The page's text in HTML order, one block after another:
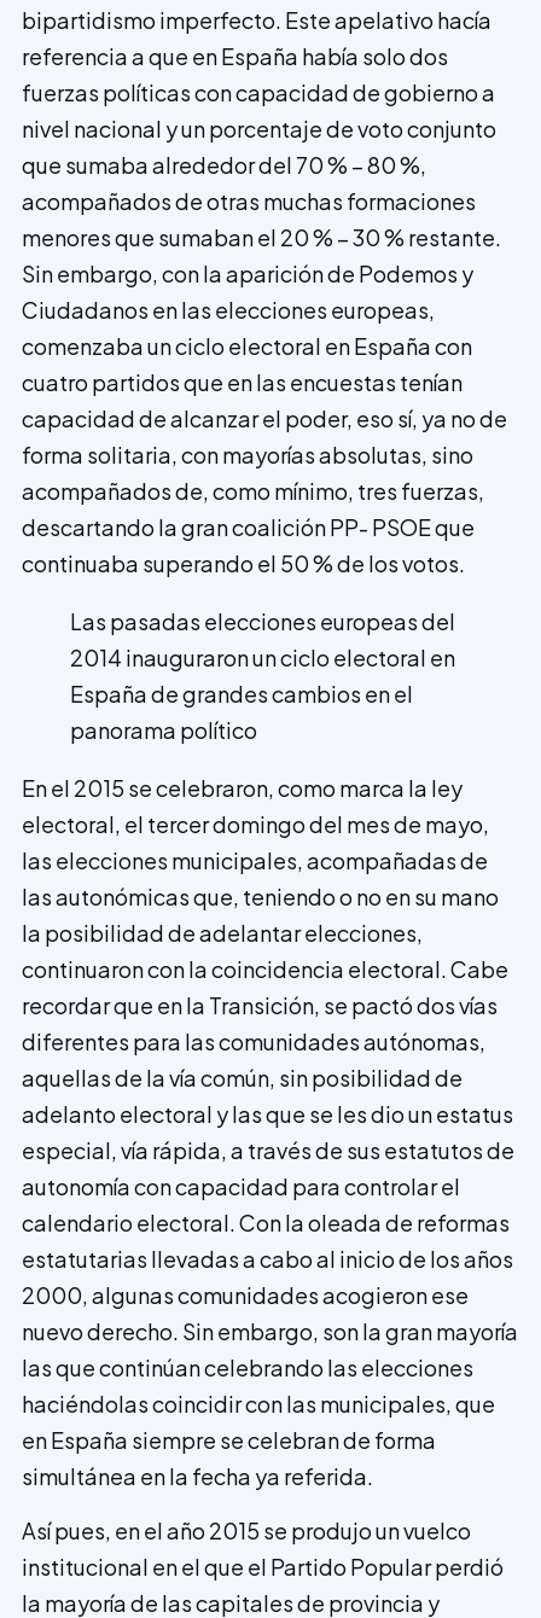
bipartidismo imperfecto. Este apelativo hacía
referencia a que en España había solo dos
fuerzas políticas con capacidad de gobierno a
nivel nacional y un porcentaje de voto conjunto
que sumaba alrededor del 70 % – 80 %,
acompañados de otras muchas formaciones
menores que sumaban el 20 % – 30 % restante.
Sin embargo, con la aparición de Podemos y
Ciudadanos en las elecciones europeas,
comenzaba un ciclo electoral en España con
cuatro partidos que en las encuestas tenían
capacidad de alcanzar el poder, eso sí, ya no de
forma solitaria, con mayorías absolutas, sino
acompañados de, como mínimo, tres fuerzas,
descartando la gran coalición PP- PSOE que
continuaba superando el 50 % de los votos.
Las pasadas elecciones europeas del
2014 inauguraron un ciclo electoral en
España de grandes cambios en el
panorama político
En el 2015 se celebraron, como marca la ley
electoral, el tercer domingo del mes de mayo,
las elecciones municipales, acompañadas de
las autonómicas que, teniendo o no en su mano
la posibilidad de adelantar elecciones,
continuaron con la coincidencia electoral. Cabe
recordar que en la Transición, se pactó dos vías
diferentes para las comunidades autónomas,
aquellas de la vía común, sin posibilidad de
adelanto electoral y las que se les dio un estatus
especial, vía rápida, a través de sus estatutos de
autonomía con capacidad para controlar el
calendario electoral. Con la oleada de reformas
estatutarias llevadas a cabo al inicio de los años
2000, algunas comunidades acogieron ese
nuevo derecho. Sin embargo, son la gran mayoría
las que continúan celebrando las elecciones
haciéndolas coincidir con las municipales, que
en España siempre se celebran de forma
simultánea en la fecha ya referida.
Así pues, en el año 2015 se produjo un vuelco
institucional en el que el Partido Popular perdió
la mayoría de las capitales de provincia y